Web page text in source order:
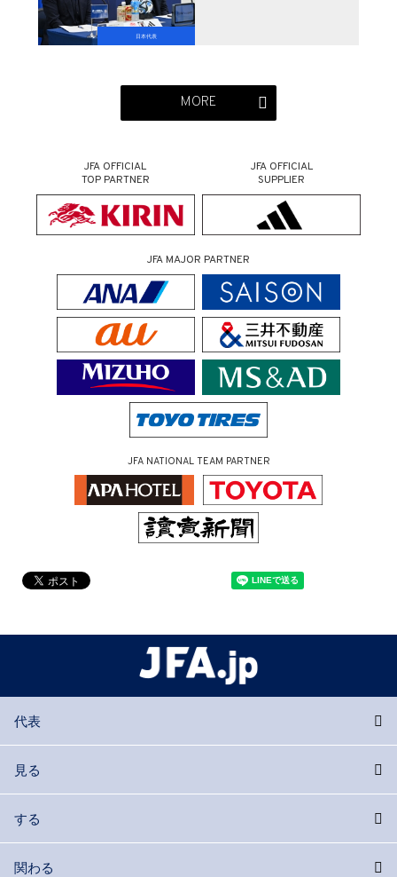
日本代表
MORE
JFA OFFICIAL
TOP PARTNER
JFA OFFICIAL
SUPPLIER
JFA MAJOR PARTNER
JFA NATIONAL TEAM PARTNER
代表
見る
する
関わる